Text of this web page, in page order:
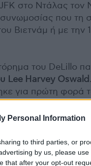
Personal Information
to third parties, or
by us, please
that after your opt-out
στο Ντάλας τον
συνωμοσίας που τη
Βιετνάμ ή με την
του DeLillo
Lee Harvey Oswald
για πρώτη φορά
τον φερόμενο ως
Όσβαλντ ως